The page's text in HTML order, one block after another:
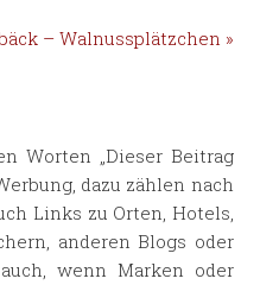
– Walnussplätzchen »
Worten „Dieser Beitrag
dazu zählen nach
Links zu Orten, Hotels,
anderen Blogs oder
wenn Marken oder